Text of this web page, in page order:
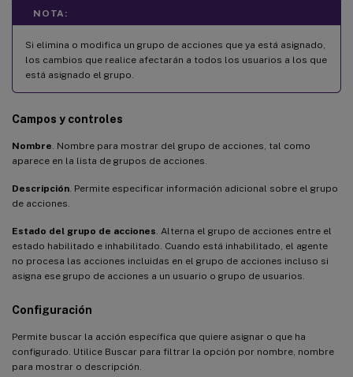
NOTA:
Si elimina o modifica un grupo de acciones que ya está asignado,
los cambios que realice afectarán a todos los usuarios a los que
está asignado el grupo.
Campos y controles
Nombre . Nombre para mostrar del grupo de acciones, tal como
aparece en la lista de grupos de acciones.
Descripción . Permite especificar información adicional sobre el grupo
de acciones.
Estado del grupo de acciones . Alterna el grupo de acciones entre el
estado habilitado e inhabilitado. Cuando está inhabilitado, el agente
no procesa las acciones incluidas en el grupo de acciones incluso si
asigna ese grupo de acciones a un usuario o grupo de usuarios.
Configuración
Permite buscar la acción específica que quiere asignar o que ha
configurado. Utilice Buscar para filtrar la opción por nombre, nombre
para mostrar o descripción.